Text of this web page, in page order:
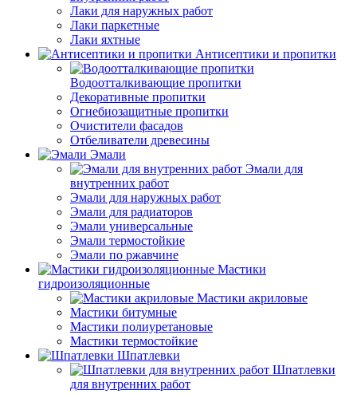
Лаки для наружных работ
Лаки паркетные
Лаки яхтные
Антисептики и пропитки
Водоотталкивающие пропитки
Декоративные пропитки
Огнебиозащитные пропитки
Очистители фасадов
Отбеливатели древесины
Эмали
Эмали для
внутренних работ
Эмали для наружных работ
Эмали для радиаторов
Эмали универсальные
Эмали термостойкие
Эмали по ржавчине
Мастики
гидроизоляционные
Мастики акриловые
Мастики битумные
Мастики полиуретановые
Мастики термостойкие
Шпатлевки
Шпатлевки
для внутренних работ